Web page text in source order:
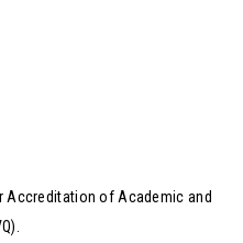
Accreditation of Academic and